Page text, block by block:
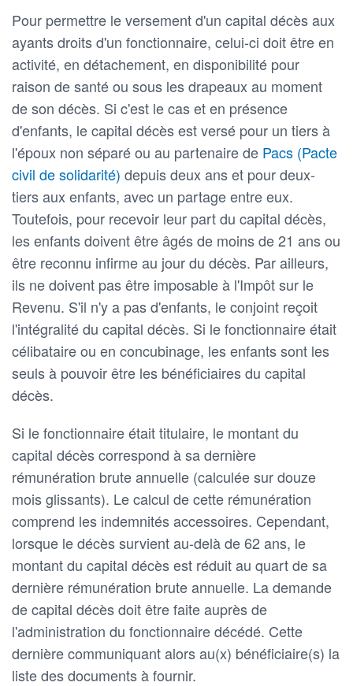
Pour permettre le versement d'un capital décès aux
ayants droits d'un fonctionnaire, celui-ci doit être en
activité, en détachement, en disponibilité pour
raison de santé ou sous les drapeaux au moment
de son décès. Si c'est le cas et en présence
d'enfants, le capital décès est versé pour un tiers à
l'époux non séparé ou au partenaire de Pacs (Pacte
civil de solidarité) depuis deux ans et pour deux-
tiers aux enfants, avec un partage entre eux.
Toutefois, pour recevoir leur part du capital décès,
les enfants doivent être âgés de moins de 21 ans ou
être reconnu infirme au jour du décès. Par ailleurs,
ils ne doivent pas être imposable à l'Impôt sur le
Revenu. S'il n'y a pas d'enfants, le conjoint reçoit
l'intégralité du capital décès. Si le fonctionnaire était
célibataire ou en concubinage, les enfants sont les
seuls à pouvoir être les bénéficiaires du capital
décès.
Si le fonctionnaire était titulaire, le montant du
capital décès correspond à sa dernière
rémunération brute annuelle (calculée sur douze
mois glissants). Le calcul de cette rémunération
comprend les indemnités accessoires. Cependant,
lorsque le décès survient au-delà de 62 ans, le
montant du capital décès est réduit au quart de sa
dernière rémunération brute annuelle. La demande
de capital décès doit être faite auprès de
l'administration du fonctionnaire décédé. Cette
dernière communiquant alors au(x) bénéficiaire(s) la
liste des documents à fournir.